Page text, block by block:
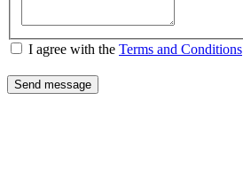
I agree with the Terms and Conditions
Send message